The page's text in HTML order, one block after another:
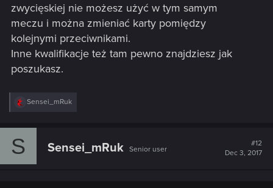
zwycięskiej nie możesz użyć w tym samym
meczu i można zmieniać karty pomiędzy
kolejnymi przeciwnikami.
Inne kwalifikacje też tam pewno znajdziesz jak
poszukasz.
R
c
Sensei_mRuk
S Sensei_mRuk Senior user
#12
Dec 3, 2017